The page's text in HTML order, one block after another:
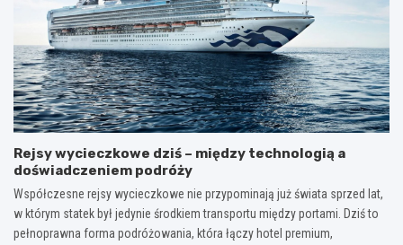
Rejsy wycieczkowe dziś – między technologią a
doświadczeniem podróży
Współczesne rejsy wycieczkowe nie przypominają już świata sprzed lat,
w którym statek był jedynie środkiem transportu między portami. Dziś to
pełnoprawna forma podróżowania, która łączy hotel premium,